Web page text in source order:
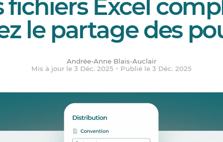
fichiers Excel
le partage des
Andrée-Anne Blais-Auclair
Mis à jour le 3 Déc. 2025
Publié le 3 Déc. 2025